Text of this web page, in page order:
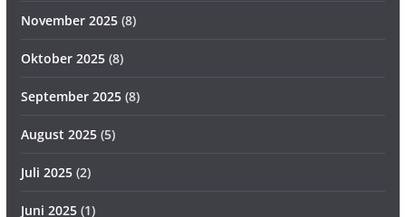
November 2025(8)
Oktober 2025(8)
September 2025(8)
August 2025(5)
Juli 2025(2)
Juni 2025(1)